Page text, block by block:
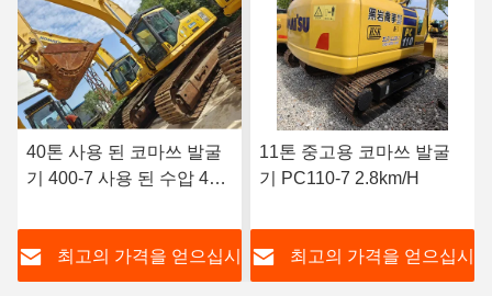
11톤 중고용 코마쓰 발굴
기 PC110-7 2.8km/H
최고의 가격을 얻으십시
일본 5톤 사용 된 코마쓰
발굴기 건설 추적 된 사용
최고의 가격을 얻으십시